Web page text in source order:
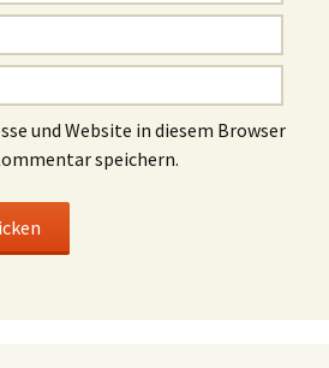
und Website in diesem Browser
speichern.